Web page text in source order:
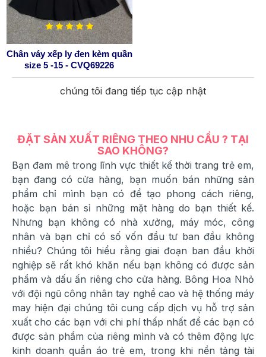
Chân váy xếp ly đen kèm quần
size 5 -15 - CVQ69226
chúng tôi đang tiếp tục cập nhật
ĐẶT SẢN XUẤT RIÊNG THEO NHU CẦU ? TẠI
SAO KHÔNG?
Bạn đam mê trong lĩnh vực thiết kế thời trang trẻ em,
bạn đang có cửa hàng, bạn muốn bán những sản
phẩm chỉ mình bạn có để tạo phong cách riêng,
hoặc bạn bán sỉ những mặt hàng do bạn thiết kế.
Nhưng bạn không có nhà xưởng, máy móc, công
nhân và bạn chỉ có số vốn đầu tư ban đầu không
nhiều? Chúng tôi hiểu rằng giai đoạn ban đầu khởi
nghiệp sẽ rất khó khăn nếu bạn không có được sản
phẩm và dấu ấn riêng cho cửa hàng. Bông Hoa Nhỏ
với đội ngũ công nhân tay nghề cao và hệ thống máy
may hiện đại chúng tôi cung cấp dịch vụ hỗ trợ sản
xuất cho các bạn với chi phí thấp nhất để các bạn có
được sản phẩm của riêng mình và có thêm động lực
kinh doanh quần áo trẻ em, trong khi nền tảng tài